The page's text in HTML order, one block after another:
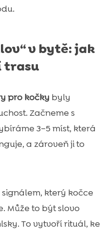
v bytě: jak
trasu
pro kočky byly
Začneme s
3–5 míst, která
a zároveň ji to
který kočce
Může to být slovo
To vytvoří rituál, ke